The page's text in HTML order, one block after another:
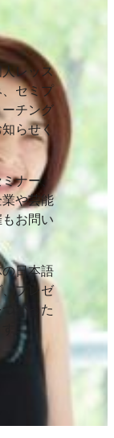
レッス
セミプ
チング
らせく
ナー、
や芸能
お問い
日本語
プレゼ
かった
。